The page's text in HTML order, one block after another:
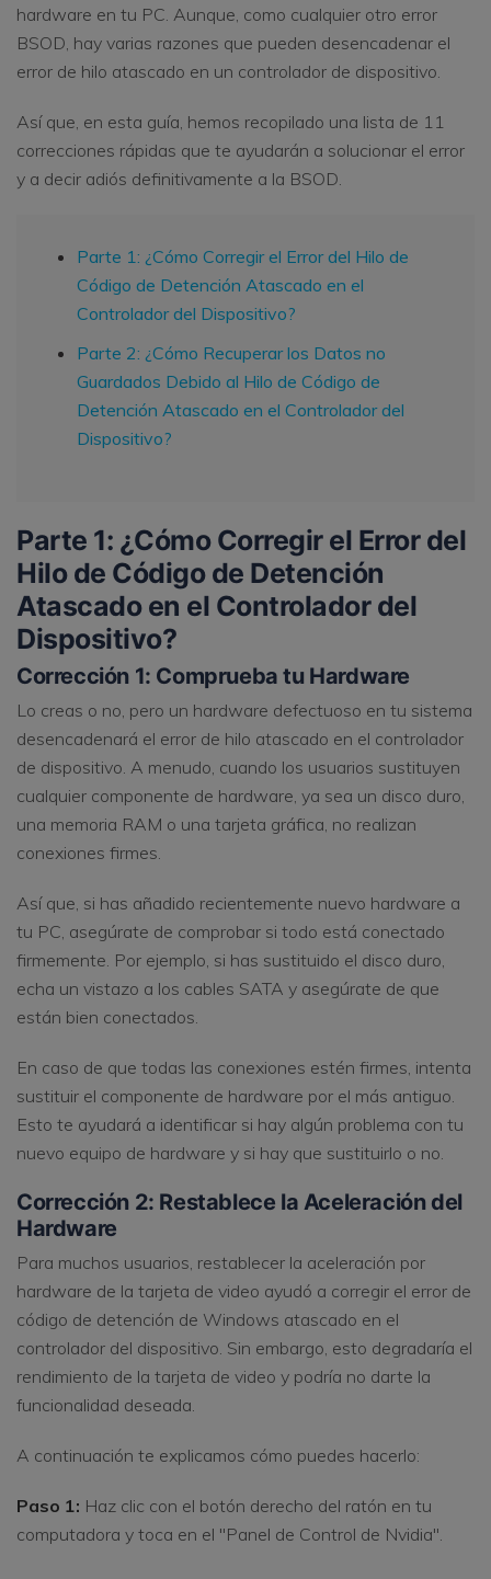
hardware en tu PC. Aunque, como cualquier otro error
BSOD, hay varias razones que pueden desencadenar el
error de hilo atascado en un controlador de dispositivo.
Así que, en esta guía, hemos recopilado una lista de 11
correcciones rápidas que te ayudarán a solucionar el error
y a decir adiós definitivamente a la BSOD.
Parte 1: ¿Cómo Corregir el Error del Hilo de
Código de Detención Atascado en el
Controlador del Dispositivo?
Parte 2: ¿Cómo Recuperar los Datos no
Guardados Debido al Hilo de Código de
Detención Atascado en el Controlador del
Dispositivo?
Parte 1: ¿Cómo Corregir el Error del
Hilo de Código de Detención
Atascado en el Controlador del
Dispositivo?
Corrección 1: Comprueba tu Hardware
Lo creas o no, pero un hardware defectuoso en tu sistema
desencadenará el error de hilo atascado en el controlador
de dispositivo. A menudo, cuando los usuarios sustituyen
cualquier componente de hardware, ya sea un disco duro,
una memoria RAM o una tarjeta gráfica, no realizan
conexiones firmes.
Así que, si has añadido recientemente nuevo hardware a
tu PC, asegúrate de comprobar si todo está conectado
firmemente. Por ejemplo, si has sustituido el disco duro,
echa un vistazo a los cables SATA y asegúrate de que
están bien conectados.
En caso de que todas las conexiones estén firmes, intenta
sustituir el componente de hardware por el más antiguo.
Esto te ayudará a identificar si hay algún problema con tu
nuevo equipo de hardware y si hay que sustituirlo o no.
Corrección 2: Restablece la Aceleración del
Hardware
Para muchos usuarios, restablecer la aceleración por
hardware de la tarjeta de video ayudó a corregir el error de
código de detención de Windows atascado en el
controlador del dispositivo. Sin embargo, esto degradaría el
rendimiento de la tarjeta de video y podría no darte la
funcionalidad deseada.
A continuación te explicamos cómo puedes hacerlo:
Paso 1: Haz clic con el botón derecho del ratón en tu
computadora y toca en el "Panel de Control de Nvidia".